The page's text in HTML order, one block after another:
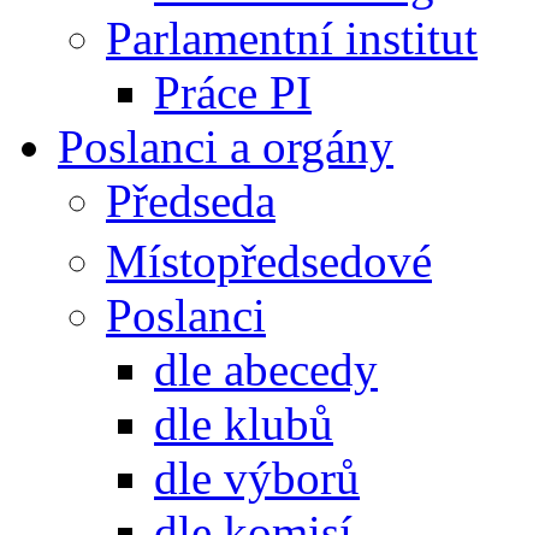
Parlamentní institut
Práce PI
Poslanci a orgány
Předseda
Místopředsedové
Poslanci
dle abecedy
dle klubů
dle výborů